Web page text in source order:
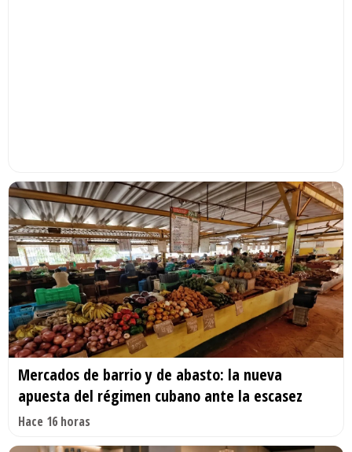
Mercados de barrio y de abasto: la nueva
apuesta del régimen cubano ante la escasez
Hace 16 horas